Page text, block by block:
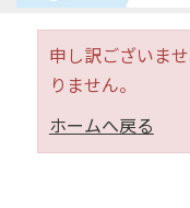
申し訳ございま
りません。
ホームへ戻る